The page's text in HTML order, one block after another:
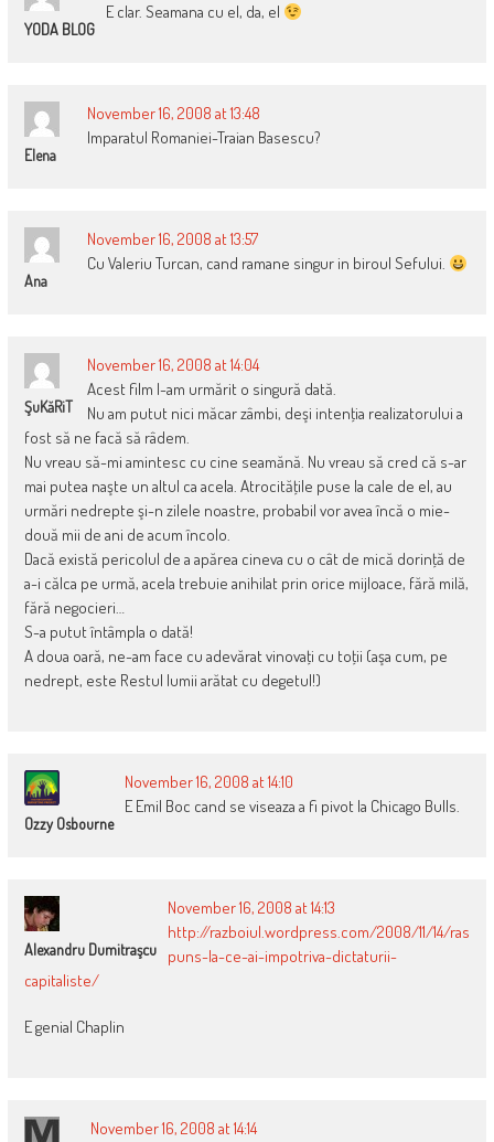
YODA BLOG
E clar. Seamana cu el, da, el
Elena
November 16, 2008 at 13:48
Imparatul Romaniei-Traian Basescu?
Ana
November 16, 2008 at 13:57
Cu Valeriu Turcan, cand ramane singur in biroul Sefului.
ŞuKăRiT
November 16, 2008 at 14:04
Acest film l-am urmărit o singură dată.
Nu am putut nici măcar zâmbi, deşi intenţia realizatorului a
fost să ne facă să râdem.
Nu vreau să-mi amintesc cu cine seamănă. Nu vreau să cred că s-ar
mai putea naşte un altul ca acela. Atrocităţile puse la cale de el, au
urmări nedrepte şi-n zilele noastre, probabil vor avea încă o mie-
două mii de ani de acum încolo.
Dacă există pericolul de a apărea cineva cu o cât de mică dorinţă de
a-i călca pe urmă, acela trebuie anihilat prin orice mijloace, fără milă,
fără negocieri…
S-a putut întâmpla o dată!
A doua oară, ne-am face cu adevărat vinovaţi cu toţii (aşa cum, pe
nedrept, este Restul lumii arătat cu degetul!)
Ozzy Osbourne
November 16, 2008 at 14:10
E Emil Boc cand se viseaza a fi pivot la Chicago Bulls.
Alexandru Dumitraşcu
November 16, 2008 at 14:13
http://razboiul.wordpress.com/2008/11/14/ras
puns-la-ce-ai-impotriva-dictaturii-
capitaliste/
E genial Chaplin
November 16, 2008 at 14:14